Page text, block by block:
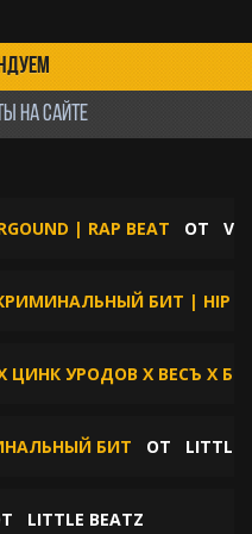
НА САЙТЕ
| RAP BEAT ОТ
БИТ | HIP
ЦИНК УРОДОВ X ВЕСЪ X
БИТ ОТ LITTLE
LITTLE BEATZ